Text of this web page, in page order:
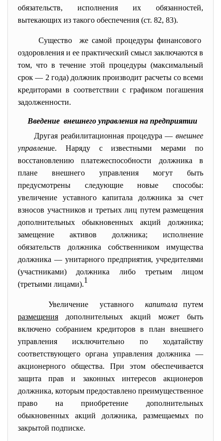
обязательств, исполнения их обязанностей,
вытекающих из такого обеспечения (ст. 82, 83).
Существо же самой процедуры финансового
оздоровления и ее практический смысл заключаются в
том, что в течение этой процедуры (максимальный
срок — 2 года) должник производит расчеты со всеми
кредиторами в соответствии с графиком погашения
задолженности.
Введение внешнего управления на предприятии
Другая реабилитационная процедура —внешнее
управление.
Наряду с известными мерами по
восстановлению платежеспособности должника в
плане внешнего управления могут быть
предусмотрены следующие новые способы:
увеличение уставного капитала должника за счет
взносов участников и третьих лиц путем размещения
дополнительных обыкновенных акций должника;
замещение активов должника; исполнение
обязательств должника собственником имущества
должника — унитарного предприятия, учредителями
(участниками) должника либо третьим лицом
(третьими лицами).1
Увеличение уставного капиталапутем
размещения дополнительных акций может быть
включено собранием кредиторов в план внешнего
управления исключительно по ходатайству
соответствующего органа управления должника —
акционерного общества. При этом обеспечивается
защита прав и законных интересов акционеров
должника, которым предоставлено преимущественное
право на приобретение дополнительных
обыкновенных акций должника, размещаемых по
закрытой подписке.